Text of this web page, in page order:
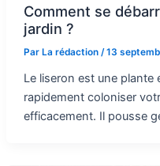
Comment se
jardin ?
Par La rédaction /13
Le liseron est une plante
rapidement coloniser
efficacement. Il pousse